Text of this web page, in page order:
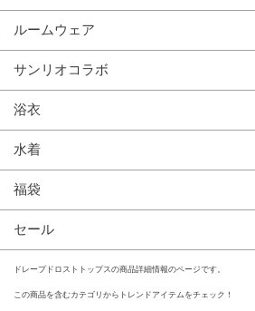
ルームウェア
サンリオコラボ
浴衣
水着
福袋
セール
ドレープドロストトップスの商品詳細情報のページです。
この商品を含むカテゴリからトレンドアイテムをチェック！